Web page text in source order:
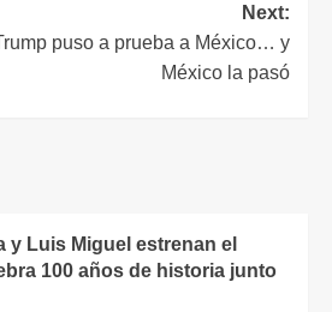
Next:
puso a prueba a México… y
México la pasó
y Luis Miguel estrenan el
100 años de historia junto